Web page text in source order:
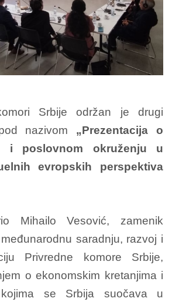
Srbije održan je drugi
nazivom „Prezentacija o
i poslovnom okruženju u
evropskih perspektiva
Mihailo Vesović, zamenik
saradnju, razvoj i
Privredne komore Srbije,
o ekonomskim kretanjima i
se Srbija suočava u